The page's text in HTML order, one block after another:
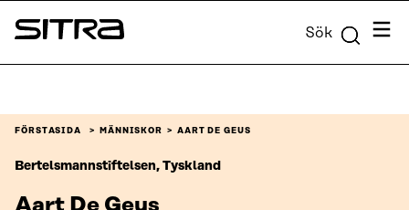
Skip to
content
Sitra Sök Meny
FÖRSTASIDA MÄNNISKOR AART DE GEUS
Bertelsmannstiftelsen, Tyskland